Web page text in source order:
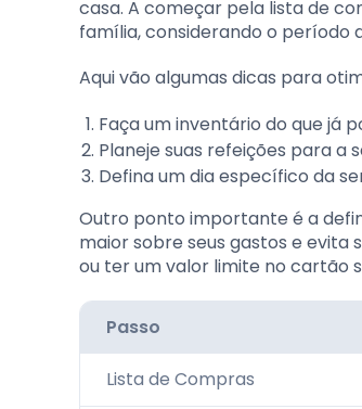
casa. A começar pela lista de
família, considerando o período
Aqui vão algumas dicas para
Faça um inventário do que já
Planeje suas refeições para a
Defina um dia específico da
Outro ponto importante é a
maior sobre seus gastos e evita
ou ter um valor limite no cartão
Passo
Lista de Compras